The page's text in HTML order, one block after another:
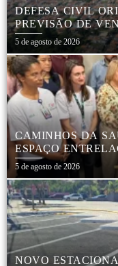
DEFESA CIVIL
PREVISÃO DE
E 9 DE AGOSTO
5 de agosto de 2026
CAMINHOS DA
ESPAÇO
CUIDADO
FAMÍLIAS
5 de agosto de 2026
NOVO